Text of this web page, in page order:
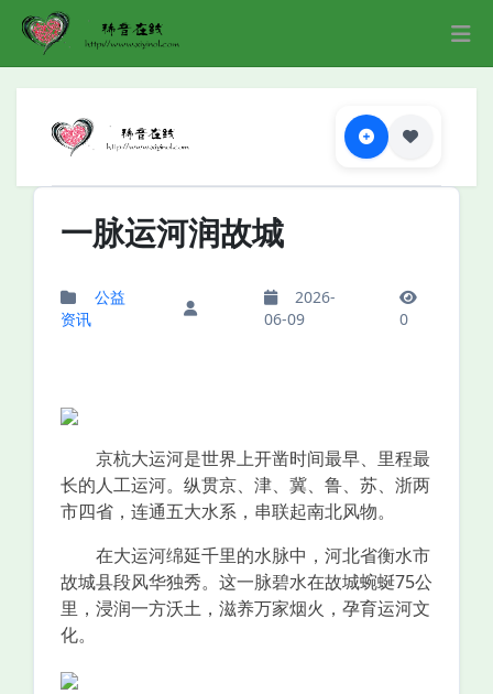
一脉运河润故城
公益
资讯
2026-
06-09
0
京杭大运河是世界上开凿时间最早、里程最
长的人工运河。纵贯京、津、冀、鲁、苏、浙两
市四省，连通五大水系，串联起南北风物。
在大运河绵延千里的水脉中，河北省衡水市
故城县段风华独秀。这一脉碧水在故城蜿蜒75公
里，浸润一方沃土，滋养万家烟火，孕育运河文
化。